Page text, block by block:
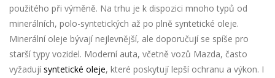
použitého při výměně. Na trhu je k dispozici mnoho typů od
minerálních, polo-syntetických až po plně syntetické oleje.
Minerální oleje bývají nejlevnější, ale doporučují se spíše pro
starší typy vozidel. Moderní auta, včetně vozů Mazda, často
vyžadují syntetické oleje, které poskytují lepší ochranu a výkon. I